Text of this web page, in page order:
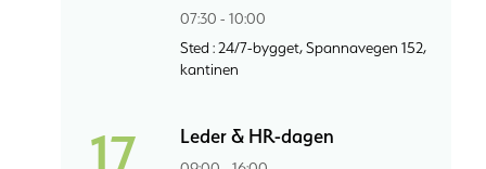
07:30 - 10:00
Sted : 24/7-bygget, Spannavegen 152,
kantinen
Leder & HR-dagen